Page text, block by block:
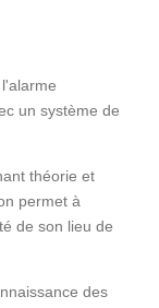
un système de
théorie et
permet à
de son lieu de
des